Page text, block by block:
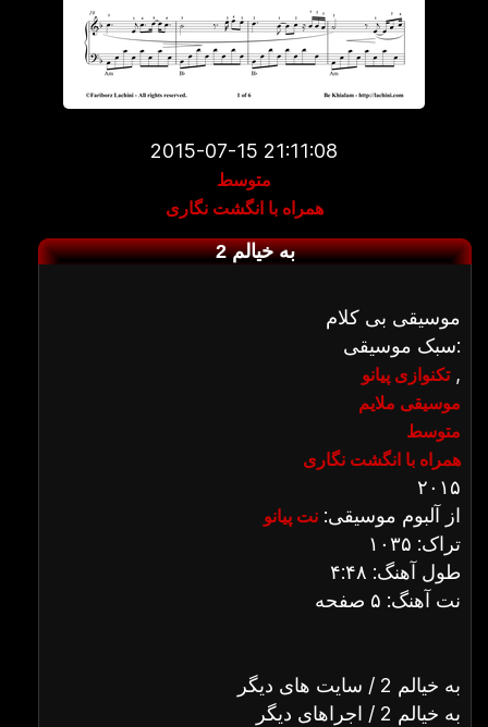
2015-07-15 21:11:08
متوسط
همراه با انگشت نگاری
به خیالم 2
موسیقی بی کلام
سبک موسیقی:
تکنوازی پیانو,
موسیقی ملایم
متوسط
همراه با انگشت نگاری
۲۰۱۵
از آلبوم موسیقی: نت پیانو
تراک: ۱۰۳۵
طول آهنگ: ۴:۴۸
نت آهنگ: ۵ صفحه
به خیالم 2 / سایت های دیگر
به خیالم 2 / اجراهای دیگر